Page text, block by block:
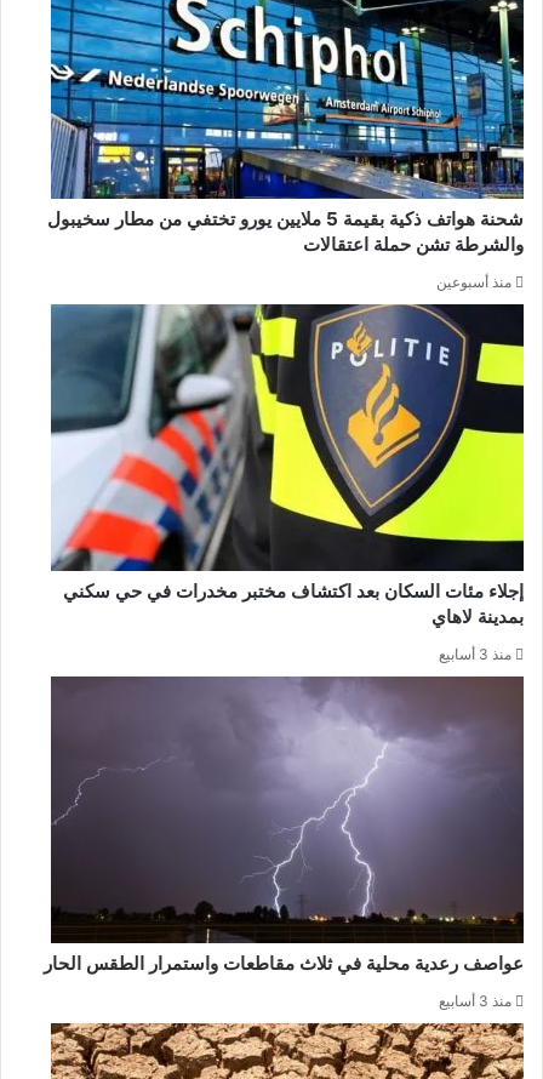
شحنة هواتف ذكية بقيمة 5 ملايين يورو تختفي من مطار سخيبول
والشرطة تشن حملة اعتقالات
منذ أسبوعين
إجلاء مئات السكان بعد اكتشاف مختبر مخدرات في حي سكني
بمدينة لاهاي
منذ 3 أسابيع
عواصف رعدية محلية في ثلاث مقاطعات واستمرار الطقس الحار
منذ 3 أسابيع